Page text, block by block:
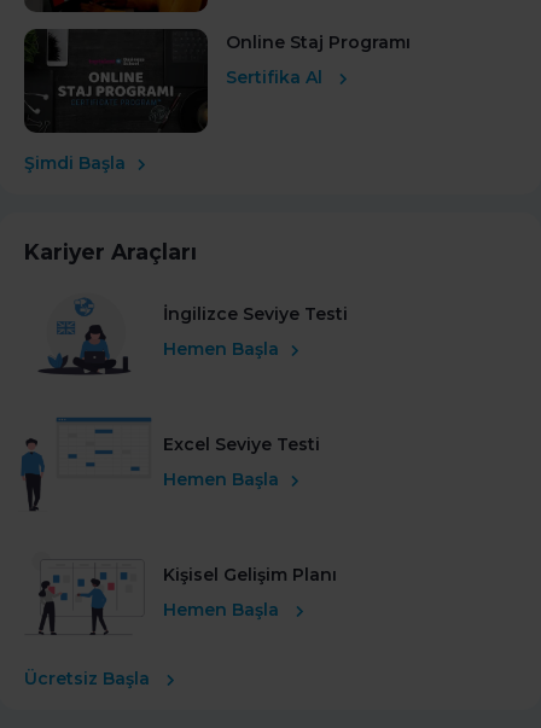
Online Staj Programı
Sertifika Al
Şimdi Başla
Kariyer Araçları
İngilizce Seviye Testi
Hemen Başla
Excel Seviye Testi
Hemen Başla
Kişisel Gelişim Planı
Hemen Başla
Ücretsiz Başla